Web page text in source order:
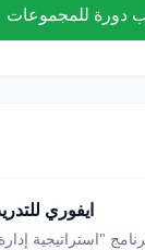
دورة للمجموعات
ايفوري
"استراتيجية